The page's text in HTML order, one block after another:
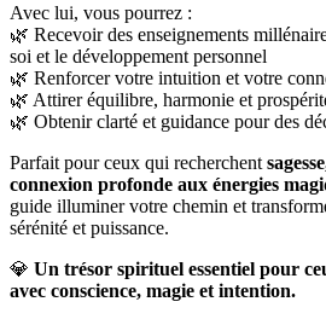
Avec lui, vous pourrez :
🌿 Recevoir des enseignements
soi et le développement personnel
🌿 Renforcer votre intuition et votre
🌿 Attirer équilibre, harmonie et
🌿 Obtenir clarté et guidance pour des
Parfait pour ceux qui recherchent
connexion profonde aux énergies
guide illuminer votre chemin et
sérénité et puissance.
💎 Un trésor spirituel essentiel pour
avec conscience, magie et intention.